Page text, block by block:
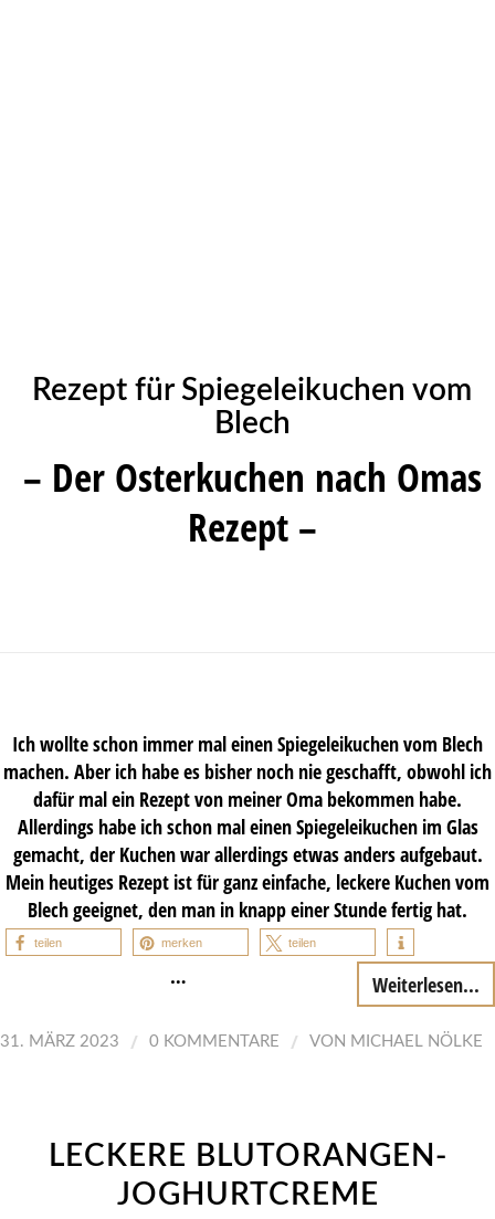
Rezept für Spiegeleikuchen vom
Blech
– Der Osterkuchen nach Omas
Rezept –
Ich wollte schon immer mal einen Spiegeleikuchen vom Blech
machen. Aber ich habe es bisher noch nie geschafft, obwohl ich
dafür mal ein Rezept von meiner Oma bekommen habe.
Allerdings habe ich schon mal einen Spiegeleikuchen im Glas
gemacht, der Kuchen war allerdings etwas anders aufgebaut.
Mein heutiges Rezept ist für ganz einfache, leckere Kuchen vom
Blech geeignet, den man in knapp einer Stunde fertig hat.
teilen merken teilen
… Weiterlesen...
31. MÄRZ 2023 / 0 KOMMENTARE / VON MICHAEL NÖLKE
LECKERE BLUTORANGEN-
JOGHURTCREME